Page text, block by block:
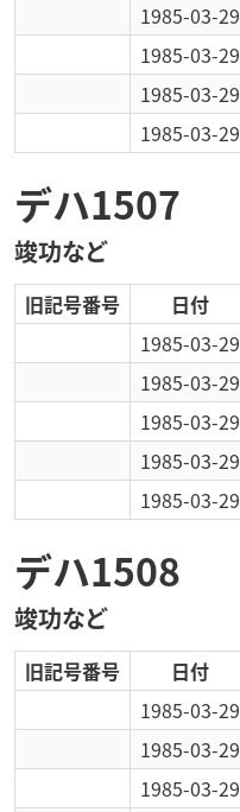
1985-03-29
1985-03-29
1985-03-29
1985-03-29
デハ1507
竣功など
旧記号番号 日付
1985-03-29
1985-03-29
1985-03-29
1985-03-29
1985-03-29
デハ1508
竣功など
旧記号番号 日付
1985-03-29
1985-03-29
1985-03-29